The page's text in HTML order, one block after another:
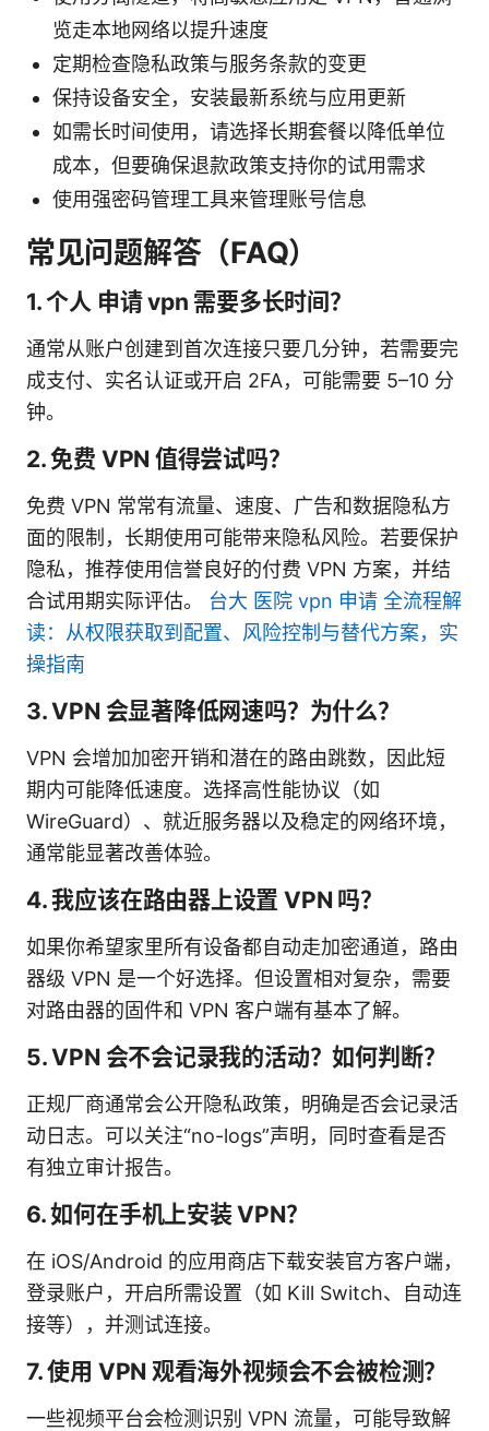
览走本地网络以提升速度
定期检查隐私政策与服务条款的变更
保持设备安全，安装最新系统与应用更新
如需长时间使用，请选择长期套餐以降低单位
成本，但要确保退款政策支持你的试用需求
使用强密码管理工具来管理账号信息
常见问题解答（FAQ）
1. 个人 申请 vpn 需要多长时间？
通常从账户创建到首次连接只要几分钟，若需要完
成支付、实名认证或开启 2FA，可能需要 5–10 分
钟。
2. 免费 VPN 值得尝试吗？
免费 VPN 常常有流量、速度、广告和数据隐私方
面的限制，长期使用可能带来隐私风险。若要保护
隐私，推荐使用信誉良好的付费 VPN 方案，并结
合试用期实际评估。 台大 医院 vpn 申请 全流程解
读：从权限获取到配置、风险控制与替代方案，实
操指南
3. VPN 会显著降低网速吗？为什么？
VPN 会增加加密开销和潜在的路由跳数，因此短
期内可能降低速度。选择高性能协议（如
WireGuard）、就近服务器以及稳定的网络环境，
通常能显著改善体验。
4. 我应该在路由器上设置 VPN 吗？
如果你希望家里所有设备都自动走加密通道，路由
器级 VPN 是一个好选择。但设置相对复杂，需要
对路由器的固件和 VPN 客户端有基本了解。
5. VPN 会不会记录我的活动？如何判断？
正规厂商通常会公开隐私政策，明确是否会记录活
动日志。可以关注“no-logs”声明，同时查看是否
有独立审计报告。
6. 如何在手机上安装 VPN？
在 iOS/Android 的应用商店下载安装官方客户端，
登录账户，开启所需设置（如 Kill Switch、自动连
接等），并测试连接。
7. 使用 VPN 观看海外视频会不会被检测？
一些视频平台会检测识别 VPN 流量，可能导致解